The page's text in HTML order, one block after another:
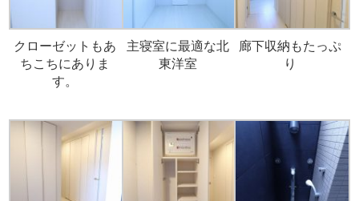
クローゼットもあ
ちこちにありま
す。
主寝室に最適な北
東洋室
廊下収納もたっぷ
り